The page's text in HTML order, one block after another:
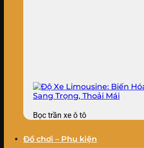
Bọc trần xe ô tô
Đồ chơi – Phụ kiện